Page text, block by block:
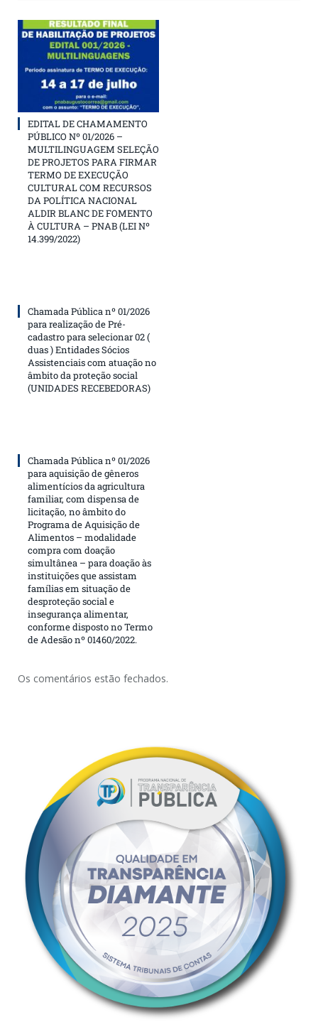
EDITAL DE CHAMAMENTO
PÚBLICO Nº 01/2026 –
MULTILINGUAGEM SELEÇÃO
DE PROJETOS PARA FIRMAR
TERMO DE EXECUÇÃO
CULTURAL COM RECURSOS
DA POLÍTICA NACIONAL
ALDIR BLANC DE FOMENTO
À CULTURA – PNAB (LEI Nº
14.399/2022)
Chamada Pública nº 01/2026
para realização de Pré-
cadastro para selecionar 02 (
duas ) Entidades Sócios
Assistenciais com atuação no
âmbito da proteção social
(UNIDADES RECEBEDORAS)
Chamada Pública nº 01/2026
para aquisição de gêneros
alimentícios da agricultura
familiar, com dispensa de
licitação, no âmbito do
Programa de Aquisição de
Alimentos – modalidade
compra com doação
simultânea – para doação às
instituições que assistam
famílias em situação de
desproteção social e
insegurança alimentar,
conforme disposto no Termo
de Adesão nº 01460/2022.
Os comentários estão fechados.